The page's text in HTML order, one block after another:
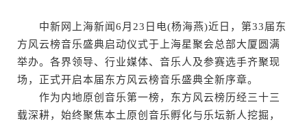
中新网上海新闻6月23日电(杨海燕)近日，第33届东
方风云榜音乐盛典启动仪式于上海星聚会总部大厦圆满
举办。各界领导、行业媒体、音乐人及参赛选手齐聚现
场，正式开启本届东方风云榜音乐盛典全新序章。
作为内地原创音乐第一榜，东方风云榜历经三十三
载深耕，始终聚焦本土原创音乐孵化与乐坛新人挖掘，